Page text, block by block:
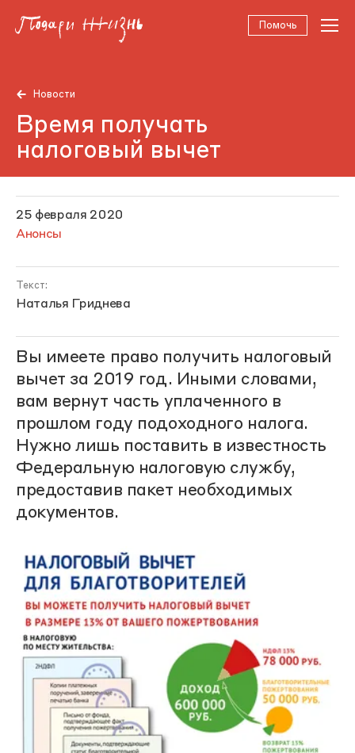
Помочь
Новости
Время получать
налоговый вычет
25 февраля 2020
Анонсы
Текст:
Наталья Гриднева
Вы имеете право получить налоговый
вычет за 2019 год. Иными словами,
вам вернут часть уплаченного в
прошлом году подоходного налога.
Нужно лишь поставить в известность
Федеральную налоговую службу,
предоставив пакет необходимых
документов.